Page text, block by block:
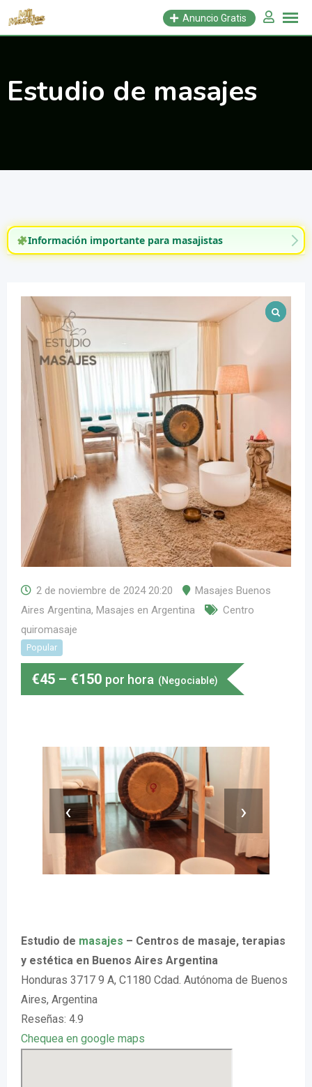
Saltar
Anuncio Gratis
Estudio de masajes
Información importante para masajistas
2 de noviembre de 2024 20:20
Masajes Buenos
Aires Argentina, Masajes en Argentina
Centro
quiromasaje
Popular
€45 – €150 por hora (Negociable)
‹ ›
Estudio de masajes – Centros de masaje, terapias
y estética en Buenos Aires Argentina
Honduras 3717 9 A, C1180 Cdad. Autónoma de Buenos
Aires, Argentina
Reseñas: 4.9
Chequea en google maps